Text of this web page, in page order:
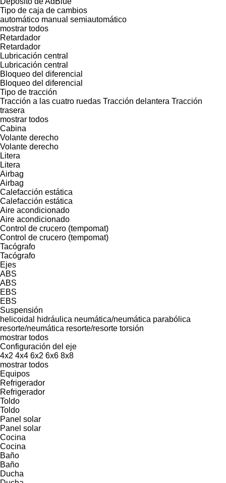
Tipo de caja de cambios
automático manual semiautomático
mostrar todos
Retardador
Retardador
Lubricación central
Lubricación central
Bloqueo del diferencial
Bloqueo del diferencial
Tipo de tracción
Tracción a las cuatro ruedas Tracción delantera Tracción
trasera
mostrar todos
Cabina
Volante derecho
Volante derecho
Litera
Litera
Airbag
Airbag
Calefacción estática
Calefacción estática
Aire acondicionado
Aire acondicionado
Control de crucero (tempomat)
Control de crucero (tempomat)
Tacógrafo
Tacógrafo
Ejes
ABS
ABS
EBS
EBS
Suspensión
helicoidal
hidráulica neumática/neumática parabólica
resorte/neumática resorte/resorte torsión
mostrar todos
Configuración del eje
4x2 4x4 6x2 6x6 8x8
mostrar todos
Equipos
Refrigerador
Refrigerador
Toldo
Toldo
Panel solar
Panel solar
Cocina
Cocina
Baño
Baño
Ducha